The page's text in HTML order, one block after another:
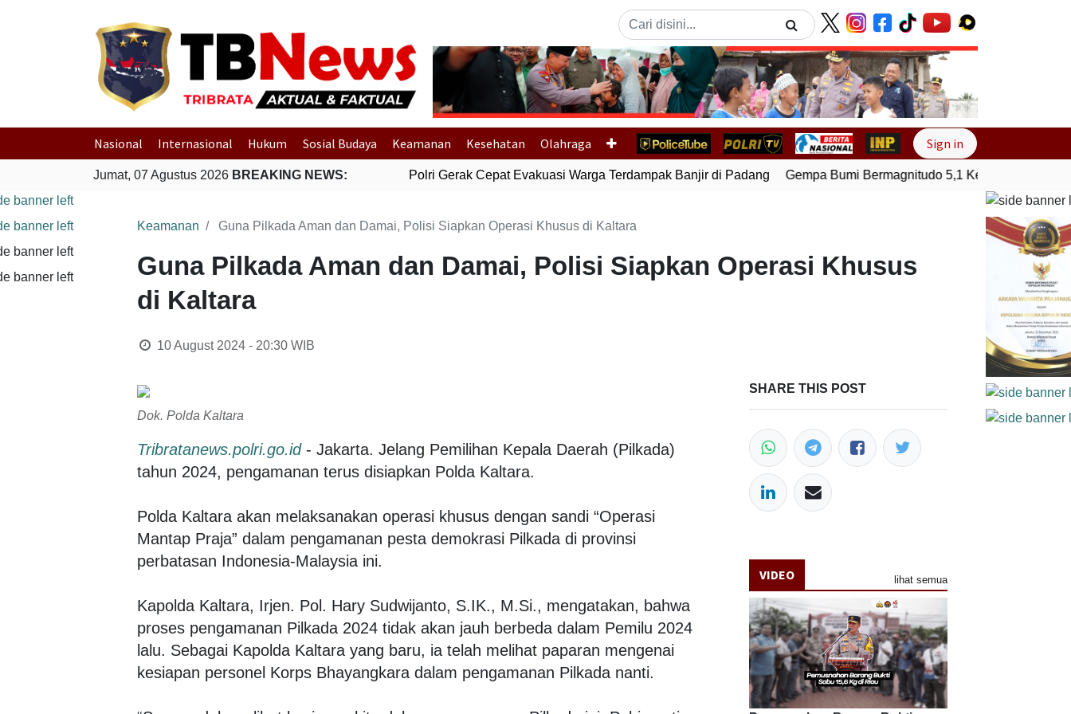
Previous Next
Nasional Internasional Hukum Sosial Budaya Keamanan Kesehatan Olahraga Sign in
Jumat, 07 Agustus 2026 BREAKING NEWS: Polri Gerak Cepat Evakuasi Warga Terdampak Banjir di Padang Gempa Bumi Bermagnitudo 5,1 Kembali Guncang
Keamanan Guna Pilkada Aman dan Damai, Polisi Siapkan Operasi Khusus di Kaltara
Guna Pilkada Aman dan Damai, Polisi Siapkan Operasi Khusus
di Kaltara
10 August 2024 - 20:30WIB
Dok. Polda Kaltara
Tribratanews.polri.go.id- Jakarta. Jelang Pemilihan Kepala Daerah (Pilkada)
tahun 2024, pengamanan terus disiapkan Polda Kaltara.
Polda Kaltara akan melaksanakan operasi khusus dengan sandi “Operasi
Mantap Praja” dalam pengamanan pesta demokrasi Pilkada di provinsi
perbatasan Indonesia-Malaysia ini.
Kapolda Kaltara, Irjen. Pol. Hary Sudwijanto, S.IK., M.Si., mengatakan, bahwa
proses pengamanan Pilkada 2024 tidak akan jauh berbeda dalam Pemilu 2024
lalu. Sebagai Kapolda Kaltara yang baru, ia telah melihat paparan mengenai
kesiapan personel Korps Bhayangkara dalam pengamanan Pilkada nanti.
SHARE THIS POST
VIDEO lihat semua